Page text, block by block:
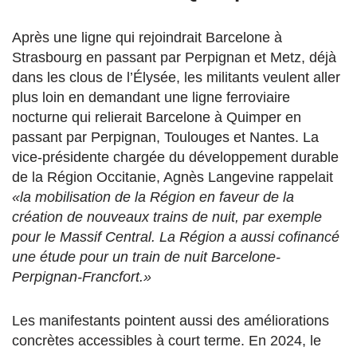
Après une ligne qui rejoindrait Barcelone à
Strasbourg en passant par Perpignan et Metz, déjà
dans les clous de l’Élysée, les militants veulent aller
plus loin en demandant une ligne ferroviaire
nocturne qui relierait Barcelone à Quimper en
passant par Perpignan, Toulouges et Nantes. La
vice-présidente chargée du développement durable
de la Région Occitanie, Agnès Langevine rappelait
«la mobilisation de la Région en faveur de la
création de nouveaux trains de nuit, par exemple
pour le Massif Central. La Région a aussi cofinancé
une étude pour un train de nuit Barcelone-
Perpignan-Francfort.»
Les manifestants pointent aussi des améliorations
concrètes accessibles à court terme. En 2024, le